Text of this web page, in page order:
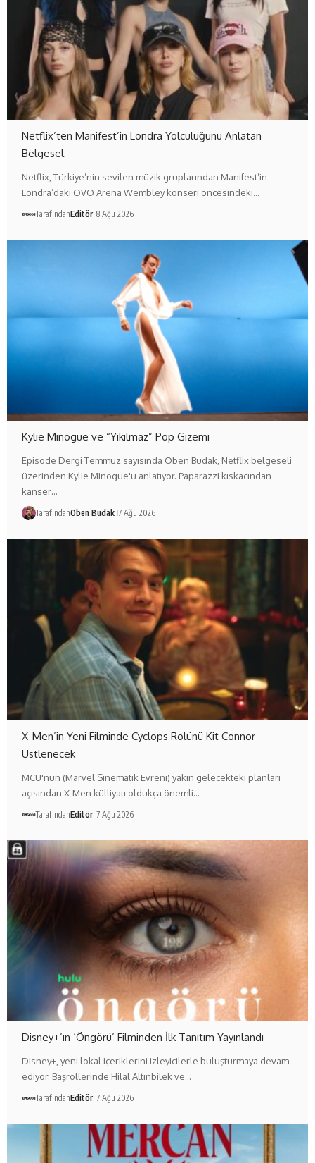
Netflix’ten Manifest’in Londra Yolculuğunu Anlatan
Belgesel
Netflix, Türkiye’nin sevilen müzik gruplarından Manifest’in
Londra’daki OVO Arena Wembley konseri öncesindeki…
TarafındanEditör 8 Ağu 2026
Kylie Minogue ve “Yıkılmaz” Pop Gizemi
Episode Dergi Temmuz sayısında Oben Budak, Netflix belgeseli
üzerinden Kylie Minogue'u anlatıyor. Paparazzi kıskacından
kanser…
TarafındanOben Budak 7 Ağu 2026
X-Men’in Yeni Filminde Cyclops Rolünü Kit Connor
Üstlenecek
MCU'nun (Marvel Sinematik Evreni) yakın gelecekteki planları
açısından X-Men külliyatı oldukça önemli…
TarafındanEditör 7 Ağu 2026
Disney+’ın ‘Öngörü’ Filminden İlk Tanıtım Yayınlandı
Disney+, yeni lokal içeriklerini izleyicilerle buluşturmaya devam
ediyor. Başrollerinde Hilal Altınbilek ve…
TarafındanEditör 7 Ağu 2026